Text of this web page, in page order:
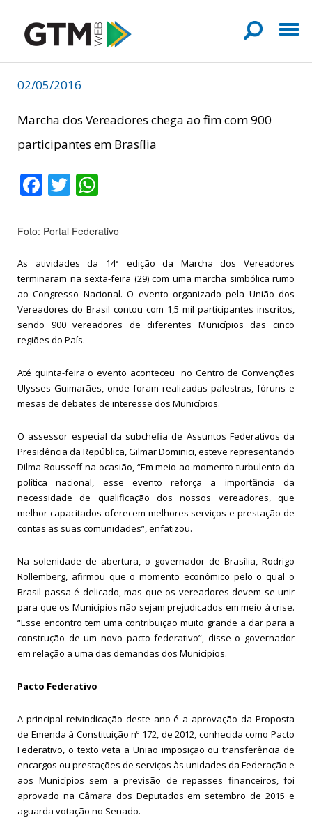
02/05/2016
Marcha dos Vereadores chega ao fim com 900
participantes em Brasília
FacebookTwitter
Foto: Portal Federativo
As atividades da
14ª edição da Marcha dos Vereadores
terminaram na sexta-feira (29) com uma marcha simbólica rumo
ao Congresso Nacional. O evento organizado pela União dos
Vereadores do Brasil contou com 1,5 mil participantes inscritos,
sendo 900 vereadores de diferentes Municípios das cinco
regiões do País.
Até quinta-feira o evento aconteceu no Centro de Convenções
Ulysses Guimarães, onde foram realizadas palestras, fóruns e
mesas de debates de interesse dos Municípios.
O assessor especial da subchefia de Assuntos Federativos da
Presidência da República, Gilmar Dominici, esteve representando
Dilma Rousseff na ocasião, “Em meio ao momento turbulento da
política nacional, esse evento reforça a importância da
necessidade de qualificação dos nossos vereadores, que
melhor capacitados oferecem melhores serviços e prestação de
contas as suas comunidades”, enfatizou.
Na solenidade de abertura, o governador de Brasília, Rodrigo
Rollemberg, afirmou que o momento econômico pelo o qual o
Brasil passa é delicado, mas que os vereadores devem se unir
para que os Municípios não sejam prejudicados em meio à crise.
“Esse encontro tem uma contribuição muito grande a dar para a
construção de um novo pacto federativo”, disse o governador
em relação a uma das demandas dos Municípios.
Pacto Federativo
A principal reivindicação deste ano é a aprovação da Proposta
de Emenda à Constituição nº 172, de 2012, conhecida como Pacto
Federativo, o texto veta a União imposição ou transferência de
encargos ou prestações de serviços às unidades da Federação e
aos Municípios sem a previsão de repasses financeiros, foi
aprovado na Câmara dos Deputados em setembro de 2015 e
aguarda votação no Senado.